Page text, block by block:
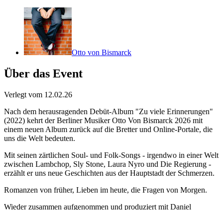
Otto von Bismarck
Über das Event
Verlegt vom 12.02.26
Nach dem herausragenden Debüt-Album "Zu viele Erinnerungen"
(2022) kehrt der Berliner Musiker Otto Von Bismarck 2026 mit
einem neuen Album zurück auf die Bretter und Online-Portale, die
uns die Welt bedeuten.
Mit seinen zärtlichen Soul- und Folk-Songs - irgendwo in einer Welt
zwischen Lambchop, Sly Stone, Laura Nyro und Die Regierung -
erzählt er uns neue Geschichten aus der Hauptstadt der Schmerzen.
Romanzen von früher, Lieben im heute, die Fragen von Morgen.
Wieder zusammen aufgenommen und produziert mit Daniel